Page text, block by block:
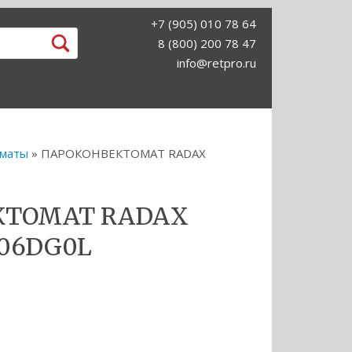
+7 (905) 010 78 64
8 (800) 200 78 47
info@retpro.ru
» ПАРОКОНВЕКТОМАТ RADAX
RADAX